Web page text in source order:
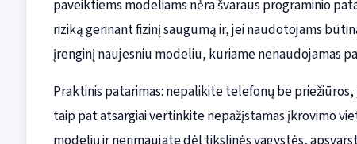
paveiktiems modeliams nėra švaraus programinio
riziką gerinant fizinį saugumą ir, jei naudotojams
įrenginį naujesniu modeliu, kuriame nenaudojamas
Praktinis patarimas: nepalikite telefonų be
taip pat atsargiai vertinkite nepažįstamas įkrovimo